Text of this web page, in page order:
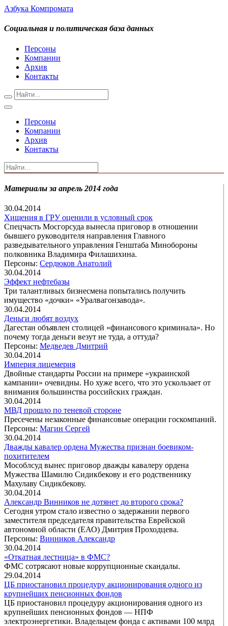
Азбука Компромата
Социальная и политическая база данных
Персоны
Компании
Архив
Контакты
Персоны
Компании
Архив
Контакты
Материалы за апрель 2014 года
30.04.2014
Хищения в ГРУ оценили в условный срок
Спецчасть Мосгорсуда вынесла приговор в отношении
бывшего руководителя направления Главного
разведывательного управления Генштаба Минобороны
полковника Владимира Филашихина.
Персоны: Сердюков Анатолий
30.04.2014
Эффект нефтебазы
Три талантливых бизнесмена попытались получить
имущество «дочки» «Уралвагонзавода».
30.04.2014
Деньги любят воздух
Дагестан объявлен столицей «финансового криминала». Но
почему тогда деньги везут не туда, а оттуда?
Персоны: Медведев Дмитрий
30.04.2014
Империя лицемерия
Двойные стандарты России на примере «украинской
кампании» очевидны. Но хуже всего, что это ускользает от
внимания большинства российских граждан.
30.04.2014
МВД прошло по теневой стороне
Пресечены незаконные финансовые операции госкомпаний.
Персоны: Магин Сергей
30.04.2014
Дважды кавалер ордена Мужества признан боевиком-
похитителем
Мособлсуд вынес приговор дважды кавалеру ордена
Мужества Шамилю Сидикбекову и его родственнику
Махулаву Сидикбекову.
30.04.2014
Александр Винников не дотянет до второго срока?
Сегодня утром стало известно о задержании первого
заместителя председателя правительства Еврейской
автономной области (ЕАО) Дмитрия Проходцева.
Персоны: Винников Александр
30.04.2014
«Откатная лестница» в ФМС?
ФМС сотрясают новые коррупционные скандалы.
29.04.2014
ЦБ приостановил процедуру акционирования одного из
крупнейших пенсионных фондов
ЦБ приостановил процедуру акционирования одного из
крупнейших пенсионных фондов — НПФ
электроэнергетики. Владельцем фонда с активами 100 млрд